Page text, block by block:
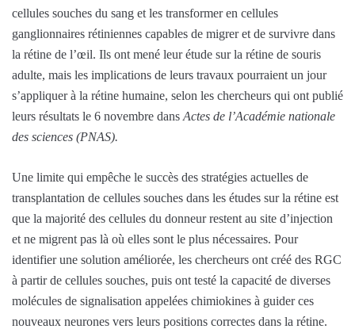
cellules souches du sang et les transformer en cellules
ganglionnaires rétiniennes capables de migrer et de survivre dans
la rétine de l’œil. Ils ont mené leur étude sur la rétine de souris
adulte, mais les implications de leurs travaux pourraient un jour
s’appliquer à la rétine humaine, selon les chercheurs qui ont publié
leurs résultats le 6 novembre dans Actes de l’Académie nationale
des sciences (PNAS).
Une limite qui empêche le succès des stratégies actuelles de
transplantation de cellules souches dans les études sur la rétine est
que la majorité des cellules du donneur restent au site d’injection
et ne migrent pas là où elles sont le plus nécessaires. Pour
identifier une solution améliorée, les chercheurs ont créé des RGC
à partir de cellules souches, puis ont testé la capacité de diverses
molécules de signalisation appelées chimiokines à guider ces
nouveaux neurones vers leurs positions correctes dans la rétine.